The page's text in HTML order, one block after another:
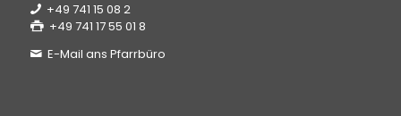
+49 741 15 08 2
+49 741 17 55 01 8
E-Mail ans Pfarrbüro